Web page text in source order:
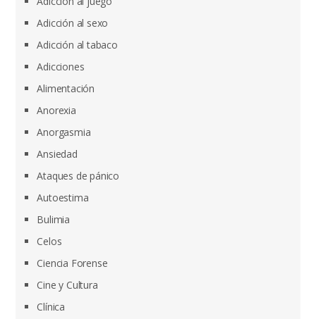
Adicción al sexo
Adicción al tabaco
Adicciones
Alimentación
Anorexia
Anorgasmia
Ansiedad
Ataques de pánico
Autoestima
Bulimia
Celos
Ciencia Forense
Cine y Cultura
Clínica